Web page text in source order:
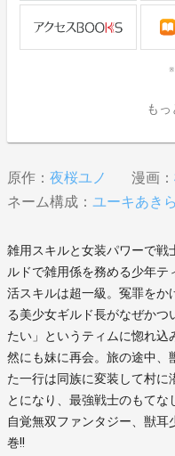
原作： 夜桜ユノ 漫画：
ネーム構成： ユーキあきら
雑用スキルと女装パワーで
ルドで雑用係を務める少年
活スキルは超一級。冤罪をか
る美少女ギルド長がなぜかつ
たい」というティムに惚れ
然にも妹に再会。旅の途中、
た一行は同族に変装して村
とになり、最強戦士のもて
自覚無双ファンタジー、獣
巻!!